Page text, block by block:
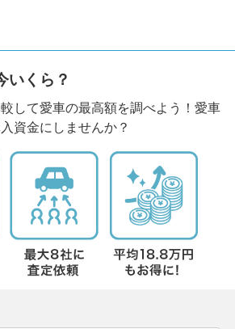
いくら？
して愛車の最高額を調べよう！愛車
資金にしませんか？